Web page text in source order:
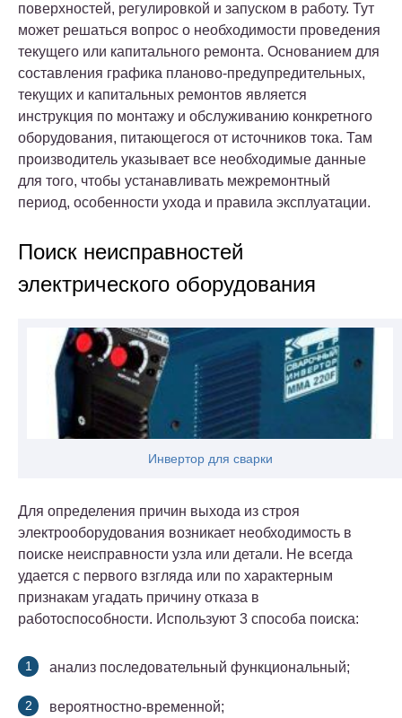
поверхностей, регулировкой и запуском в работу. Тут
может решаться вопрос о необходимости проведения
текущего или капитального ремонта. Основанием для
составления графика планово-предупредительных,
текущих и капитальных ремонтов является
инструкция по монтажу и обслуживанию конкретного
оборудования, питающегося от источников тока. Там
производитель указывает все необходимые данные
для того, чтобы устанавливать межремонтный
период, особенности ухода и правила эксплуатации.
Поиск неисправностей
электрического оборудования
Инвертор для сварки
Для определения причин выхода из строя
электрооборудования возникает необходимость в
поиске неисправности узла или детали. Не всегда
удается с первого взгляда или по характерным
признакам угадать причину отказа в
работоспособности. Используют 3 способа поиска:
анализ последовательный функциональный;
вероятностно-временной;